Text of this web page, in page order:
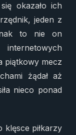
okazało ich
jeden z
to nie on
piątkowy mecz
żądał aż
nieco ponad
piłkarzy